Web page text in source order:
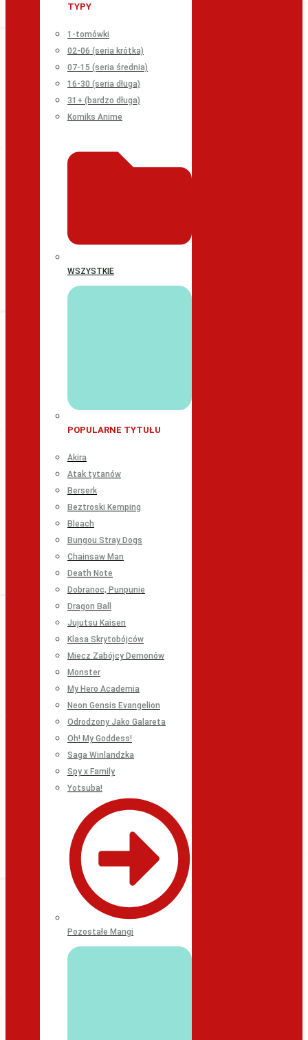
TYPY
1-tomówki
02-06 (seria krótka)
07-15 (seria średnia)
16-30 (seria długa)
31+ (bardzo długa)
Komiks Anime
WSZYSTKIE
POPULARNE TYTUŁU
Akira
Atak tytanów
Berserk
Beztroski Kemping
Bleach
Bungou Stray Dogs
Chainsaw Man
Death Note
Dobranoc, Punpunie
Dragon Ball
Jujutsu Kaisen
Klasa Skrytobójców
Miecz Zabójcy Demonów
Monster
My Hero Academia
Neon Gensis Evangelion
Odrodzony Jako Galareta
Oh! My Goddess!
Saga Winlandzka
Spy x Family
Yotsuba!
Pozostałe Mangi